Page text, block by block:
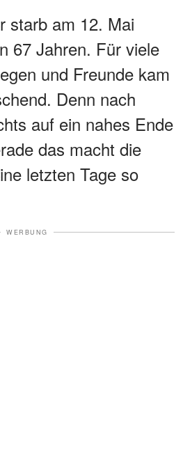
starb am 12. Mai
67 Jahren. Für viele
und Freunde kam
Denn nach
auf ein nahes Ende
das macht die
letzten Tage so
WERBUNG